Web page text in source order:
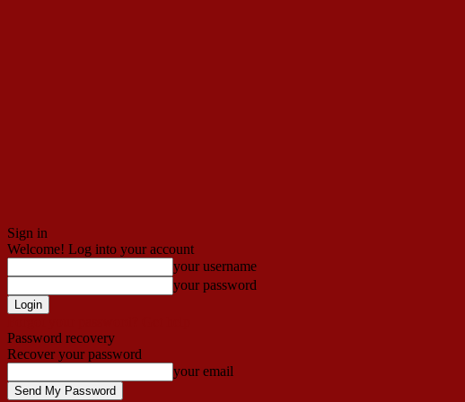
Sign in
Welcome! Log into your account
your username
your password
Password recovery
Recover your password
your email